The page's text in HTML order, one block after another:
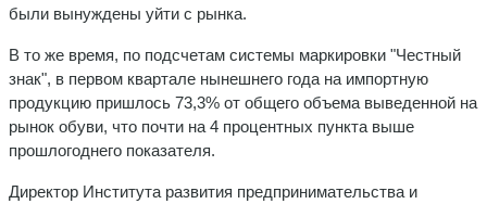
были вынуждены уйти с рынка.
В то же время, по подсчетам системы маркировки "Честный
знак", в первом квартале нынешнего года на импортную
продукцию пришлось 73,3% от общего объема выведенной на
рынок обуви, что почти на 4 процентных пункта выше
прошлогоднего показателя.
Директор Института развития предпринимательства и